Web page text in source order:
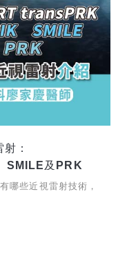
：
SMILE及PRK
哪些近視雷射技術，